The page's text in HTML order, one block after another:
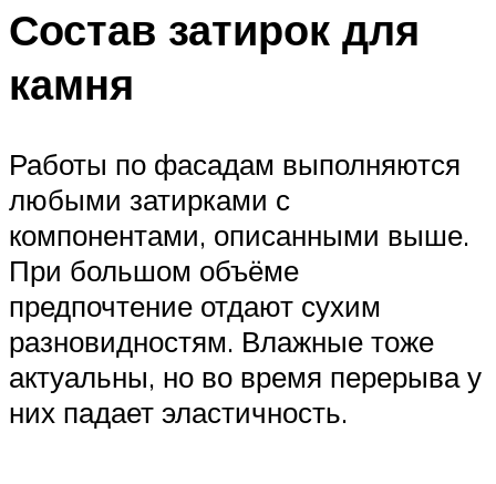
Состав затирок для
камня
Работы по фасадам выполняются
любыми затирками с
компонентами, описанными выше.
При большом объёме
предпочтение отдают сухим
разновидностям. Влажные тоже
актуальны, но во время перерыва у
них падает эластичность.